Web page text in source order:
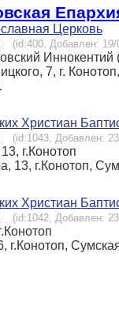
Церковь
(id:400, Добавлен:
7, г.
Христиан
(id:1043, Добавлен:
г.Конотоп
13, г.Конотоп,
Христиан
(id:1042, Добавлен:
г.Конотоп,